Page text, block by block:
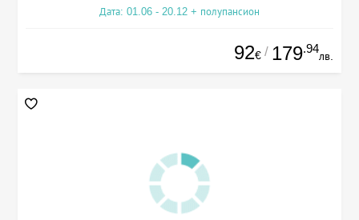
Дата: 01.06 - 20.12 + полупансион
92€ / 179.94
лв.